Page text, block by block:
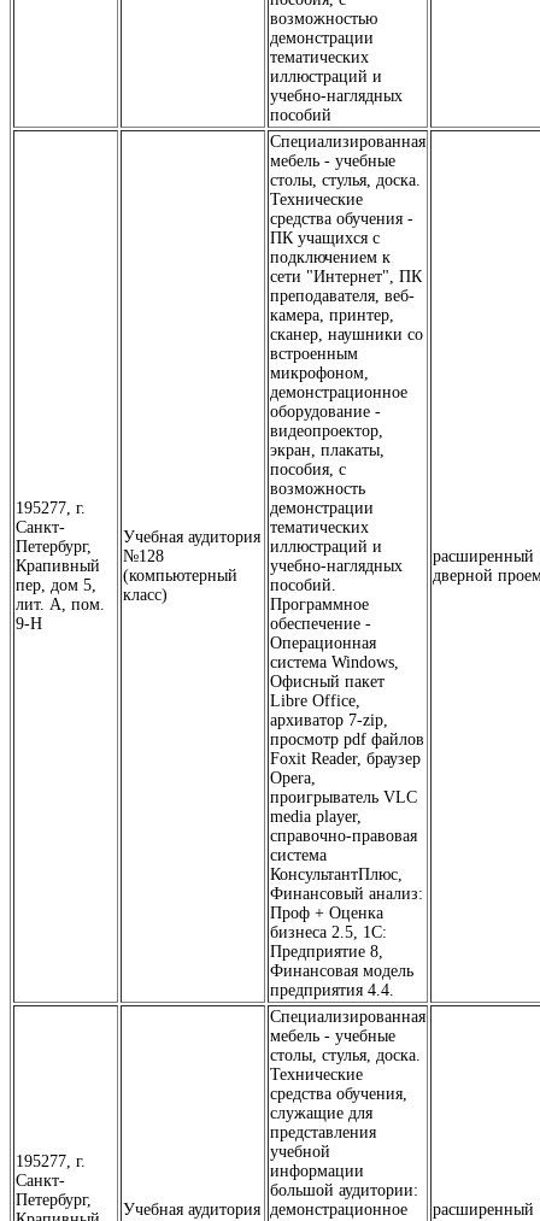
возможностью
демонстрации
тематических
иллюстраций и
учебно-наглядных
пособий
195277, г.
Санкт-
Петербург,
Крапивный
пер, дом 5,
лит. А, пом.
9-Н
Учебная аудитория
№128
(компьютерный
класс)
Специализированная
мебель - учебные
столы, стулья, доска.
Технические
средства обучения -
ПК учащихся с
подключением к
сети "Интернет", ПК
преподавателя, веб-
камера, принтер,
сканер, наушники со
встроенным
микрофоном,
демонстрационное
оборудование -
видеопроектор,
экран, плакаты,
пособия, с
возможность
демонстрации
тематических
иллюстраций и
учебно-наглядных
пособий.
Программное
обеспечение -
Операционная
система Windows,
Офисный пакет
Libre Office,
архиватор 7-zip,
просмотр pdf файлов
Foxit Reader, браузер
Opera,
проигрыватель VLC
media player,
справочно-правовая
система
КонсультантПлюс,
Финансовый анализ:
Проф + Оценка
бизнеса 2.5, 1С:
Предприятие 8,
Финансовая модель
предприятия 4.4.
расширенный
дверной
195277, г.
Санкт-
Петербург,
Учебная аудитория
Специализированная
мебель - учебные
столы, стулья, доска.
Технические
средства обучения,
служащие для
представления
учебной
информации
большой аудитории:
демонстрационное
расширенный